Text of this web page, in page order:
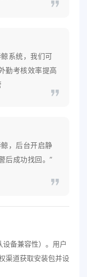
系统，我们可
勤考核效率提高
，后台开启静
后成功找回。”
备兼容性）。用户
渠道获取安装包并设